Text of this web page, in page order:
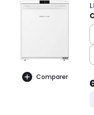
Comparer